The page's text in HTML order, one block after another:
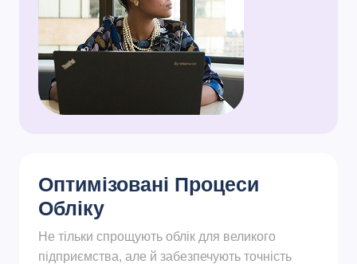
Оптимізовані Процеси
Обліку
Не тільки спрощують облік для великого
підприємства, але й забезпечують точність